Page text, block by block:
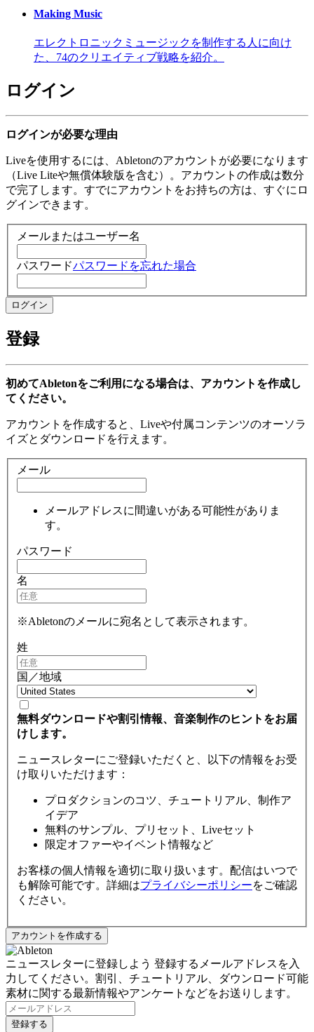
Making Music
エレクトロニックミュージックを制作する人に向け
た、74のクリエイティブ戦略を紹介。
ログイン
ログインが必要な理由
Liveを使用するには、Abletonのアカウントが必要になります
（Live Liteや無償体験版を含む）。アカウントの作成は数分
で完了します。すでにアカウントをお持ちの方は、すぐにロ
グインできます。
メールまたはユーザー名
パスワードパスワードを忘れた場合
登録
初めてAbletonをご利用になる場合は、アカウントを作成し
てください。
アカウントを作成すると、Liveや付属コンテンツのオーソラ
イズとダウンロードを行えます。
メール
メールアドレスに間違いがある可能性がありま
す。
パスワード
名
※Abletonのメールに宛名として表示されます。
姓
国／地域
無料ダウンロードや割引情報、音楽制作のヒントをお届
けします。
ニュースレターにご登録いただくと、以下の情報をお受
け取りいただけます：
プロダクションのコツ、チュートリアル、制作ア
イデア
無料のサンプル、プリセット、Liveセット
限定オファーやイベント情報など
お客様の個人情報を適切に取り扱います。配信はいつで
も解除可能です。詳細はプライバシーポリシーをご確認
ください。
ニュースレターに登録しよう 登録するメールアドレスを入
力してください。割引、チュートリアル、ダウンロード可能
素材に関する最新情報やアンケートなどをお送りします。